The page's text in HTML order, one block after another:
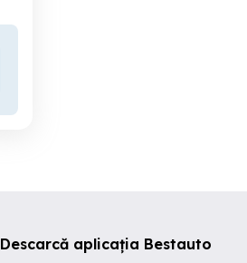
Descarcă aplicația Bestauto